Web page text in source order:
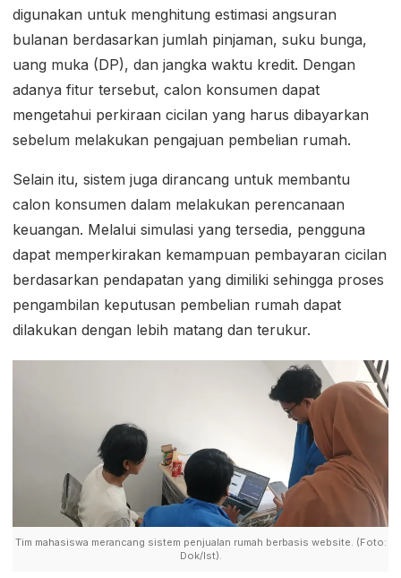
digunakan untuk menghitung estimasi angsuran
bulanan berdasarkan jumlah pinjaman, suku bunga,
uang muka (DP), dan jangka waktu kredit. Dengan
adanya fitur tersebut, calon konsumen dapat
mengetahui perkiraan cicilan yang harus dibayarkan
sebelum melakukan pengajuan pembelian rumah.
Selain itu, sistem juga dirancang untuk membantu
calon konsumen dalam melakukan perencanaan
keuangan. Melalui simulasi yang tersedia, pengguna
dapat memperkirakan kemampuan pembayaran cicilan
berdasarkan pendapatan yang dimiliki sehingga proses
pengambilan keputusan pembelian rumah dapat
dilakukan dengan lebih matang dan terukur.
Tim mahasiswa merancang sistem penjualan rumah berbasis website. (Foto:
Dok/Ist).